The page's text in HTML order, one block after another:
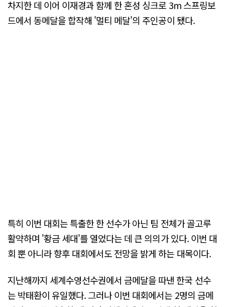
차지한 데 이어 이재경과 함께 한 혼성 싱크로 3m 스프링보
드에서 동메달을 합작해 '멀티 메달'의 주인공이 됐다.
특히 이번 대회는 특출한 한 선수가 아닌 팀 전체가 골고루
활약하며 '황금 세대'를 열었다는 데 큰 의의가 있다. 이번 대
회 뿐 아니라 향후 대회에서도 전망을 밝게 하는 대목이다.
지난해까지 세계수영선수권에서 금메달을 따낸 한국 선수
는 박태환이 유일했다. 그러나 이번 대회에서는 2명의 금메